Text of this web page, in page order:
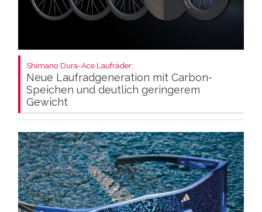
Shimano Dura-Ace Laufräder:
Neue Laufradgeneration mit Carbon-
Speichen und deutlich geringerem
Gewicht